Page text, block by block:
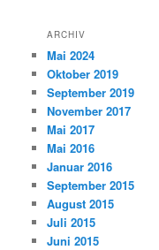
ARCHIV
Mai 2024
Oktober 2019
September 2019
November 2017
Mai 2017
Mai 2016
Januar 2016
September 2015
August 2015
Juli 2015
Juni 2015